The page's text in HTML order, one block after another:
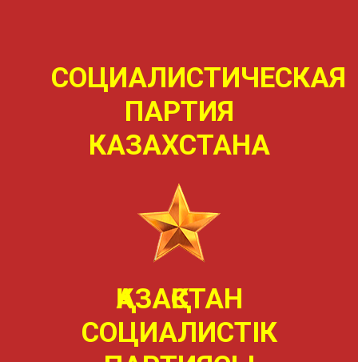
СОЦИАЛИСТИЧЕСКАЯ
ПАРТИЯ
КАЗАХСТАНА
ҚАЗАҚСТАН
СОЦИАЛИСТIК